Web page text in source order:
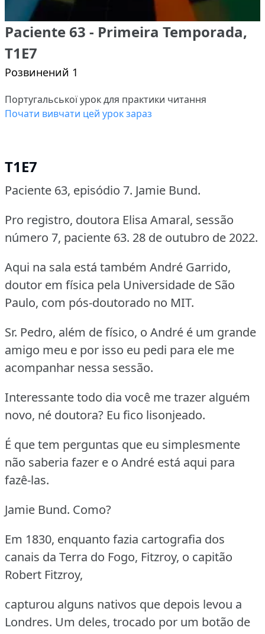
Paciente 63 - Primeira Temporada,
T1E7
Розвинений 1
Португальської урок для практики читання
Почати вивчати цей урок зараз
T1E7
Paciente 63, episódio 7. Jamie Bund.
Pro registro, doutora Elisa Amaral, sessão
número 7, paciente 63. 28 de outubro de 2022.
Aqui na sala está também André Garrido,
doutor em física pela Universidade de São
Paulo, com pós-doutorado no MIT.
Sr. Pedro, além de físico, o André é um grande
amigo meu e por isso eu pedi para ele me
acompanhar nessa sessão.
Interessante todo dia você me trazer alguém
novo, né doutora? Eu fico lisonjeado.
É que tem perguntas que eu simplesmente
não saberia fazer e o André está aqui para
fazê-las.
Jamie Bund. Como?
Em 1830, enquanto fazia cartografia dos
canais da Terra do Fogo, Fitzroy, o capitão
Robert Fitzroy,
capturou alguns nativos que depois levou a
Londres. Um deles, trocado por um botão de